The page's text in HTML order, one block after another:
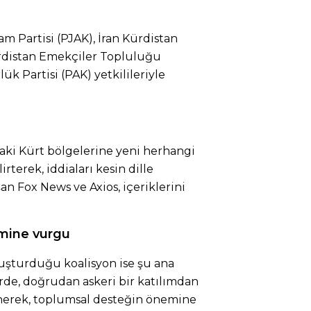
Partisi (PJAK), İran Kürdistan
Emekçiler Topluluğu
Partisi (PAK) yetkilileriyle
Kürt bölgelerine yeni herhangi
iddiaları kesin dille
Fox News ve Axios, içeriklerini
vurgu
koalisyon ise şu ana
doğrudan askeri bir katılımdan
toplumsal desteğin önemine